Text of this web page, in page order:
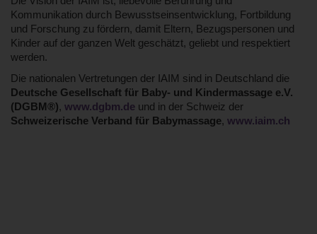
Kommunikation durch Bewusstseinsentwicklung, Fortbildung
und Forschung zu fördern, damit Eltern, Bezugspersonen und
Kinder auf der ganzen Welt geschätzt, geliebt und respektiert
werden.
Die nationalen Vertretungen der IAIM sind in Deutschland die
Deutsche Gesellschaft für Baby- und Kindermassage e.V.
(DGBM®), www.dgbm.de und in der Schweiz der
Schweizerische Verband für Babymassage, www.iaim.ch